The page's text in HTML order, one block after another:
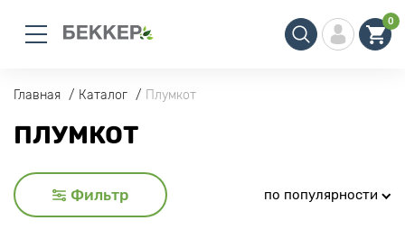
0
Главная Каталог Плумкот
ПЛУМКОТ
Фильтр по популярности